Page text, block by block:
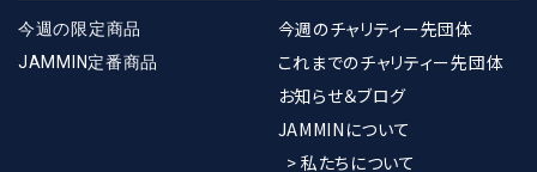
今週の限定商品
JAMMIN定番商品
今週のチャリティー先団体
これまでのチャリティー先団体
お知らせ＆ブログ
JAMMINについて
> 私たちについて